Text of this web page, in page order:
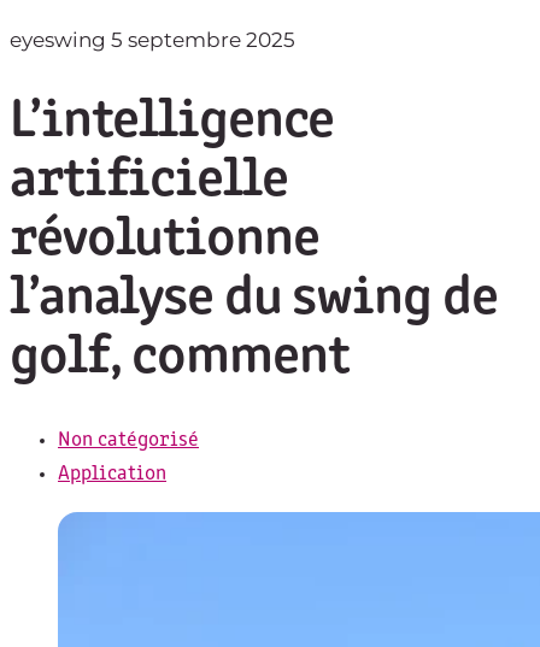
eyeswing 5 septembre 2025
L’intelligence
artificielle
révolutionne
l’analyse du swing de
golf, comment
Non catégorisé
Application